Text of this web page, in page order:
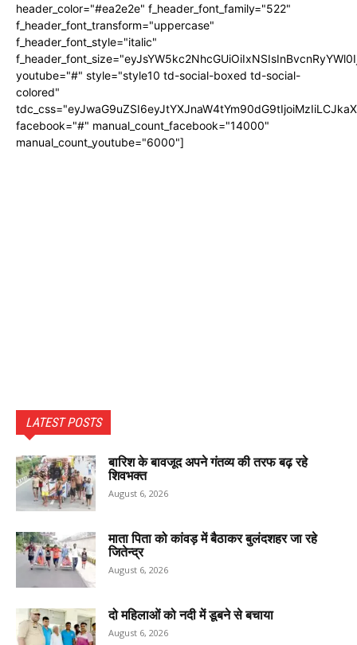
header_color="#ea2e2e" f_header_font_family="522"
f_header_font_transform="uppercase"
f_header_font_style="italic"
youtube="#" style="style10 td-social-boxed td-social-
colored"
facebook="#" manual_count_facebook="14000"
manual_count_youtube="6000"]
LATEST POSTS
बारिश के बावजूद अपने गंतव्य की तरफ बढ़ रहे
शिवभक्त
August 6, 2026
माता पिता को कांवड़ में बैठाकर बुलंदशहर जा रहे
जितेन्द्र
August 6, 2026
दो महिलाओं को नदी में डूबने से बचाया
August 6, 2026